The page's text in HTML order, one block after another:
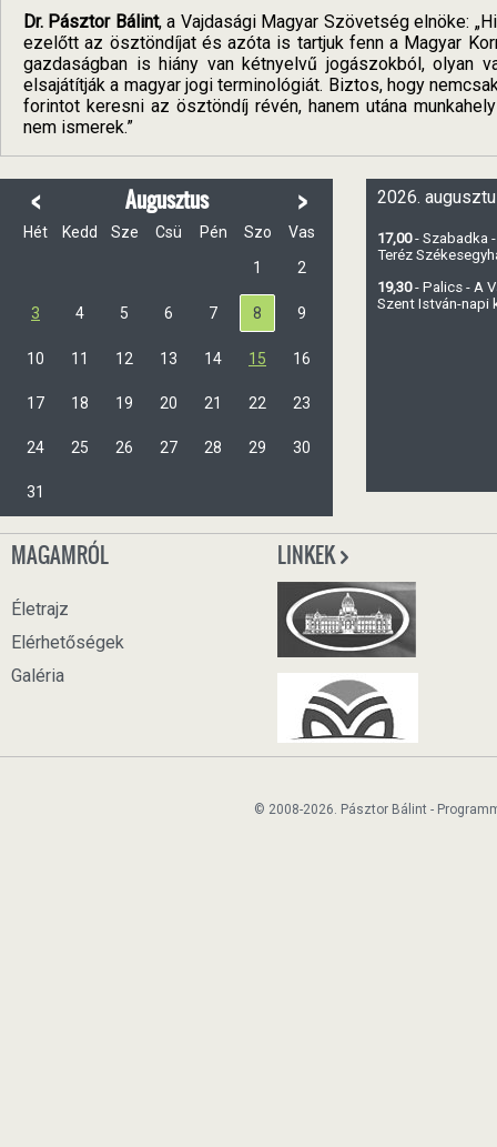
Dr. Pásztor Bálint, a Vajdasági Magyar Szövetség elnöke:
ezelőtt az ösztöndíjat és azóta is tartjuk fenn a Magyar
gazdaságban is hiány van kétnyelvű jogászokból, olyan
elsajátítják a magyar jogi terminológiát. Biztos, hogy
forintot keresni az ösztöndíj révén, hanem utána
nem ismerek.”
< Augusztus >
Hét Kedd Sze Csü Pén Szo
Vas
1
2
3 4 5 6 7 8 9
10 11 12 13 14 15 16
17 18 19 20 21 22 23
24 25 26 27 28 29 30
31
2026.
17,00- Szabadka
Teréz
19,30- Palics - A
Szent István-napi
MAGAMRÓL
Életrajz
Elérhetőségek
Galéria
LINKEK
© 2008-2026. Pásztor Bálint -